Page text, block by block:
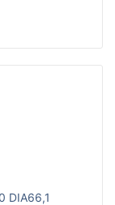
DIA66,1